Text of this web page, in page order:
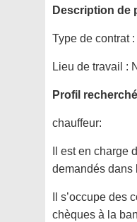
Description de
Type de contrat :
Lieu de travail :
Profil recherché
chauffeur:
Il est en charge
demandés dans
Il s’occupe des
chèques à la